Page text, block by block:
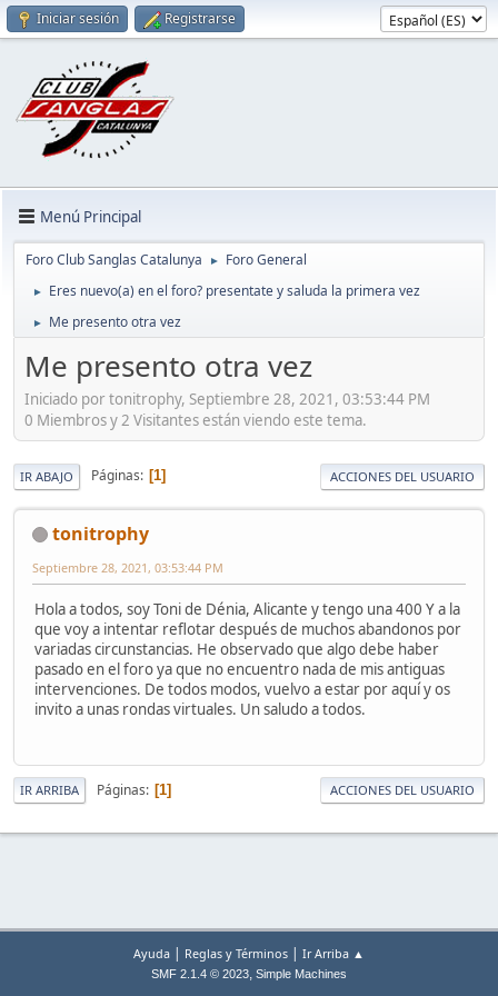
Iniciar sesión Registrarse
Menú Principal
Foro Club Sanglas Catalunya ► Foro General
► Eres nuevo(a) en el foro? presentate y saluda la primera vez
► Me presento otra vez
Me presento otra vez
Iniciado por tonitrophy, Septiembre 28, 2021, 03:53:44 PM
0 Miembros y 2 Visitantes están viendo este tema.
IR ABAJO Páginas 1 ACCIONES DEL USUARIO
tonitrophy
Septiembre 28, 2021, 03:53:44 PM
Hola a todos, soy Toni de Dénia, Alicante y tengo una 400 Y a la
que voy a intentar reflotar después de muchos abandonos por
variadas circunstancias. He observado que algo debe haber
pasado en el foro ya que no encuentro nada de mis antiguas
intervenciones. De todos modos, vuelvo a estar por aquí y os
invito a unas rondas virtuales. Un saludo a todos.
IR ARRIBA Páginas 1 ACCIONES DEL USUARIO
Ayuda | Reglas y Términos | Ir Arriba ▲
SMF 2.1.4 © 2023, Simple Machines